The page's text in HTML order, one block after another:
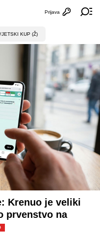
Otvori
Prijava
KUP (Ž)
Krenuo je veliki
prvenstvo na